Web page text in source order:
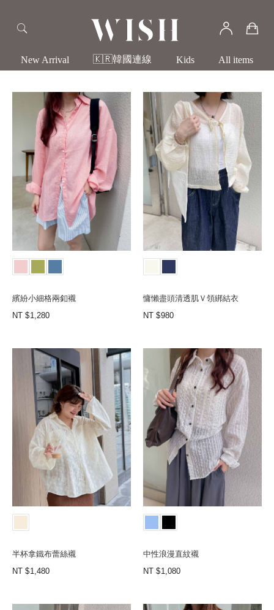
New Arrival 🇰🇷韓國連線 Kids All items
繽紛小細格兩釦襯
NT
1,280
慵懶盡頭清透肌Ｖ領綁結衣
NT
980
半杯拿鐵布蕾絲襯
NT
1,480
中性浪漫直紋襯
NT
1,080